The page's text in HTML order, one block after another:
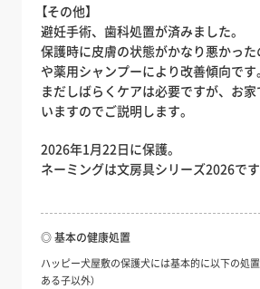
【その他】
避妊手術、歯科処置が済みました。
保護時に皮膚の状態がかなり悪かっ
や薬用シャンプーにより改善傾向です。
まだしばらくケアは必要ですが、お
いますのでご説明します。
2026年1月22日に保護。
ネーミングは文房具シリーズ2026です
◎ 基本の健康処置
ハッピー犬屋敷の保護犬には基本的に以下の処
ある子以外）